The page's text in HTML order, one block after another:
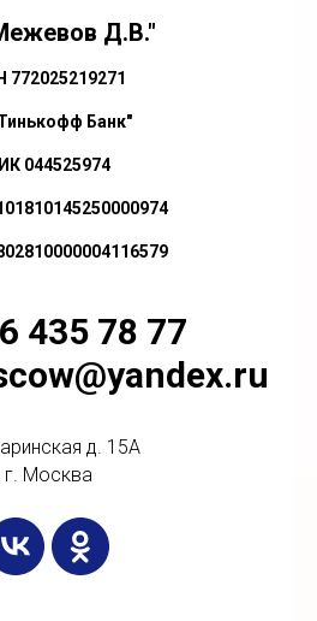
Д.В."
772025219271
Банк"
044525974
435 78 77
д. 15А
г. Москва